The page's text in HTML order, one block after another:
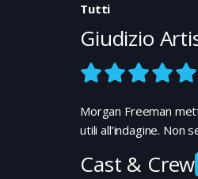
Tutti
Giudizio
Morgan Freeman
utili all’indagine.
Cast & Crew